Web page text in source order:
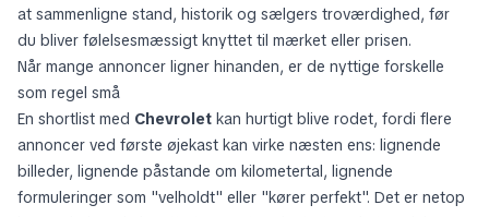
betyder en bil, der bliver nemmere at eje. I praksis er det bedre
at sammenligne stand, historik og sælgers troværdighed, før
du bliver følelsesmæssigt knyttet til mærket eller prisen.
Når mange annoncer ligner hinanden, er de nyttige forskelle
som regel små
En shortlist medChevroletkan hurtigt blive rodet, fordi flere
annoncer ved første øjekast kan virke næsten ens: lignende
billeder, lignende påstande om kilometertal, lignende